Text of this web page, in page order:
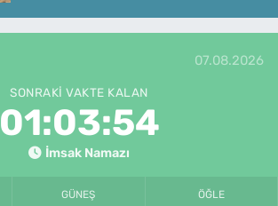
07.08.2026
SONRAKI VAKTE KALAN
01:03:54
İmsak Namazı
GÜNEŞ ÖĞLE